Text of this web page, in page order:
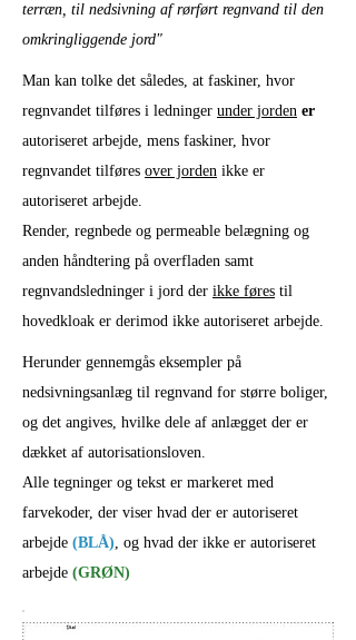
terræn, til nedsivning af rørført regnvand til den
omkringliggende jord"
Man kan tolke det således, at faskiner, hvor
regnvandet tilføres i ledninger under jorden er
autoriseret arbejde, mens faskiner, hvor
regnvandet tilføres over jorden ikke er
autoriseret arbejde.
Render, regnbede og permeable belægning og
anden håndtering på overfladen samt
regnvandsledninger i jord der ikke føres til
hovedkloak er derimod ikke autoriseret arbejde.
Herunder gennemgås eksempler på
nedsivningsanlæg til regnvand for større boliger,
og det angives, hvilke dele af anlægget der er
dækket af autorisationsloven.
Alle tegninger og tekst er markeret med
farvekoder, der viser hvad der er autoriseret
arbejde (BLÅ), og hvad der ikke er autoriseret
arbejde (GRØN)